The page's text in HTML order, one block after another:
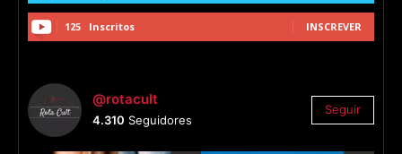
125 Inscritos INSCREVER
@rotacult
4.310 Seguidores
Seguir